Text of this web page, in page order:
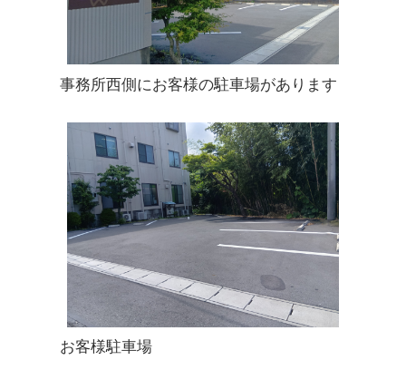
事務所西側にお客様の駐車場があります
お客様駐車場